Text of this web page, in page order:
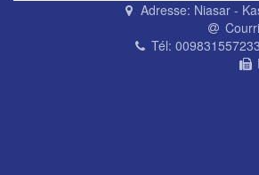
Adresse: Niasar -
Tél: